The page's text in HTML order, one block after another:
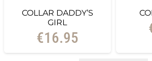
COLLAR DADDY’S
GIRL
€16.95